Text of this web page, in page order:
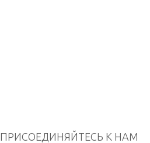
ПРИСОЕДИНЯЙТЕСЬ К НАМ